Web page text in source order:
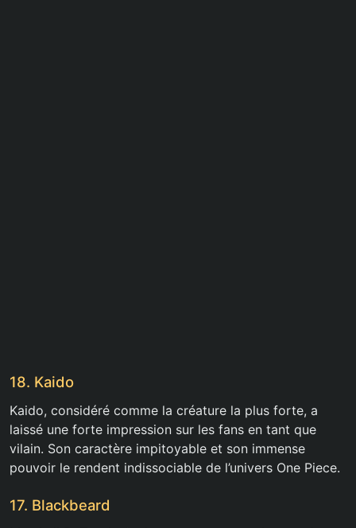
18. Kaido
Kaido, considéré comme la créature la plus forte, a
laissé une forte impression sur les fans en tant que
vilain. Son caractère impitoyable et son immense
pouvoir le rendent indissociable de l’univers One Piece.
17. Blackbeard